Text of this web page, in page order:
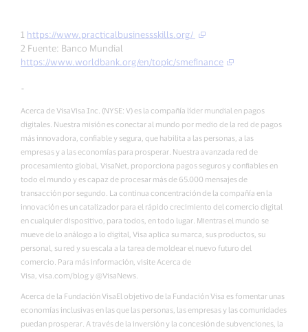
1 https://www.practicalbusinessskills.org/
2 Fuente: Banco Mundial
https://www.worldbank.org/en/topic/smefinance
-
Acerca de VisaVisa Inc. (NYSE: V) es la compañía líder mundial en pagos
digitales. Nuestra misión es conectar al mundo por medio de la red de pagos
más innovadora, confiable y segura, que habilita a las personas, a las
empresas y a las economías para prosperar. Nuestra avanzada red de
procesamiento global, VisaNet, proporciona pagos seguros y confiables en
todo el mundo y es capaz de procesar más de 65.000 mensajes de
transacción por segundo. La continua concentración de la compañía en la
innovación es un catalizador para el rápido crecimiento del comercio digital
en cualquier dispositivo, para todos, en todo lugar. Mientras el mundo se
mueve de lo análogo a lo digital, Visa aplica su marca, sus productos, su
personal, su red y su escala a la tarea de moldear el nuevo futuro del
comercio. Para más información, visite Acerca de
Visa, visa.com/blog y @VisaNews.
Acerca de la Fundación VisaEl objetivo de la Fundación Visa es fomentar unas
economías inclusivas en las que las personas, las empresas y las comunidades
puedan prosperar. A través de la inversión y la concesión de subvenciones, la